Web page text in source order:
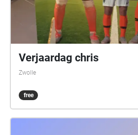
Verjaardag chris
Zwolle
free